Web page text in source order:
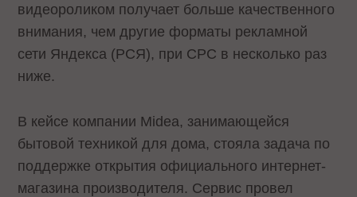
видеороликом получает больше качественного
внимания, чем другие форматы рекламной
сети Яндекса (РСЯ), при CPC в несколько раз
ниже.
В кейсе компании Midea, занимающейся
бытовой техникой для дома, стояла задача по
поддержке открытия официального интернет-
магазина производителя. Сервис провел